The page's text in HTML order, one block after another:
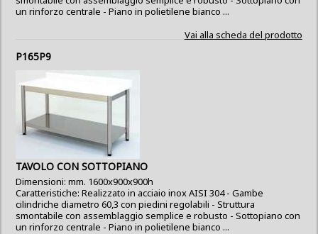
un rinforzo centrale - Piano in polietilene bianco ...
Vai alla scheda del prodotto
P165P9
TAVOLO CON SOTTOPIANO
Dimensioni: mm. 1600x900x900h
Caratteristiche: Realizzato in acciaio inox AISI 304 - Gambe
cilindriche diametro 60,3 con piedini regolabili - Struttura
smontabile con assemblaggio semplice e robusto - Sottopiano con
un rinforzo centrale - Piano in polietilene bianco ...